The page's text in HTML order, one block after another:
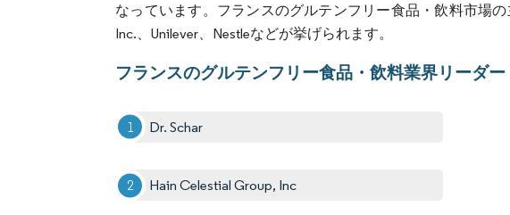
なっています。フランスのグルテンフリー食品・飲料市場の
Inc.、Unilever、Nestleなどが挙げられます。
フランスのグルテンフリー食品・飲料業界リーダー
Dr. Schar
Hain Celestial Group, Inc